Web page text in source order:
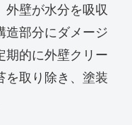
外壁が水分を吸収
造部分にダメージ
期的に外壁クリー
を取り除き、塗装